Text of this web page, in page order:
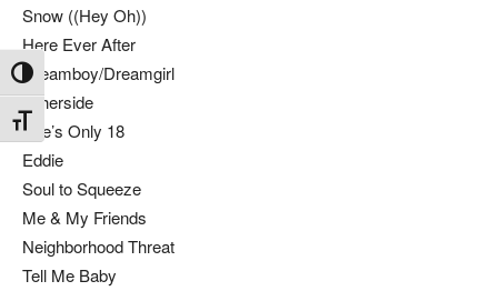
Attiva/disattiva alto contrasto
Attiva/disattiva dimensione testo
Snow ((Hey Oh))
Here Ever After
Dreamboy/Dreamgirl
Otherside
She’s Only 18
Eddie
Soul to Squeeze
Me & My Friends
Neighborhood Threat
Tell Me Baby